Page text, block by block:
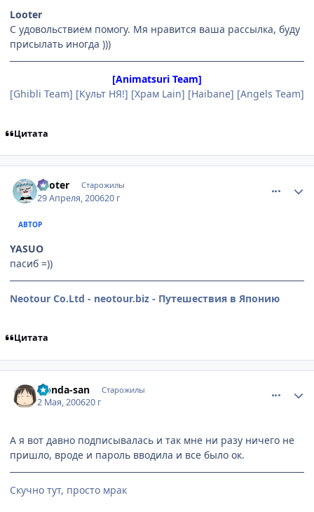
Looter
С удовольствием помогу. Мя нравится ваша рассылка, буду
присылать иногда )))
[Animatsuri Team]
[Ghibli Team] [Культ НЯ!] [Храм Lain] [Haibane] [Angels Team]
Цитата
Looter Старожилы
29 Апреля, 200620 г
АВТОР
YASUO
пасиб =))
Neotour Co.Ltd - neotour.biz - Путешествия в Японию
Цитата
Honda-san Старожилы
2 Мая, 200620 г
А я вот давно подписывалась и так мне ни разу ничего не
пришло, вроде и пароль вводила и все было ок.
Скучно тут, просто мрак